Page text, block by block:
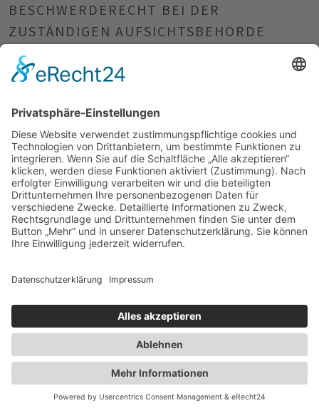
BESCHWERDE­RECHT BEI DER
ZUSTÄNDIGEN AUFSICHTS­BEHÖRDE
Im Falle von Verstößen gegen die DSGVO steht den
Aufsichtsbehörde, insbesondere in dem Mitgliedstaat ihres
gewöhnlichen Aufenthalts, ihres Arbeitsplatzes oder des Orts
des mutmaßlichen Verstoßes zu. Das Beschwerderecht
besteht unbeschadet anderweitiger verwaltungsrechtlicher
oder gerichtlicher Rechtsbehelfe.
RECHT AUF DATEN­ÜBERTRAG­BARKEIT
Sie haben das Recht, Daten, die wir auf Grundlage Ihrer
verarbeiten, an sich oder an einen Dritten in einem gängigen,
maschinenlesbaren Format aushändigen zu lassen. Sofern Sie
die direkte Übertragung der Daten an einen anderen
Verantwortlichen verlangen, erfolgt dies nur, soweit es
technisch machbar ist.